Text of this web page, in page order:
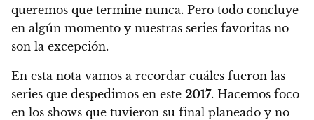
queremos que termine nunca. Pero todo concluye
en algún momento y nuestras series favoritas no
son la excepción.
En esta nota vamos a recordar cuáles fueron las
series que despedimos en este 2017. Hacemos foco
en los shows que tuvieron su final planeado y no